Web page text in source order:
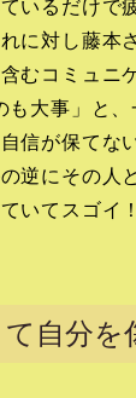
いるだけで
に対し藤本
むコミュニ
も大事」と
信が保てな
逆にその人
いてスゴイ
て自分